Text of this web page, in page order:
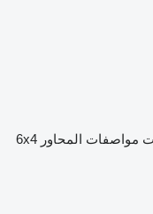
مواصفات المحاور 6x4